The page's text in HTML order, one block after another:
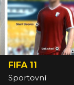
FIFA 11
Sportovní